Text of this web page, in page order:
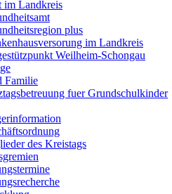
im Landkreis
plus
im Landkreis
Weilheim-Schongau
Familie
fuer Grundschulkinder
des Kreistags